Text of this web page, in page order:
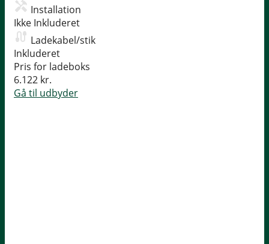
Installation
Ikke Inkluderet
Ladekabel/stik
Inkluderet
Pris for ladeboks
6.122 kr.
Gå til udbyder